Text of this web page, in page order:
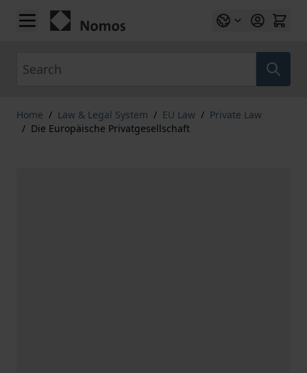
Skip to Content
Home / Law & Legal System / EU Law / Private Law
/ Die Europäische Privatgesellschaft